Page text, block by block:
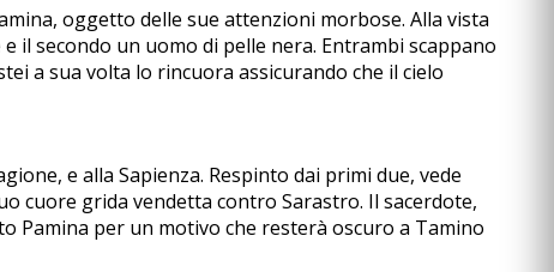
oggetto delle sue attenzioni morbose. Alla vista
il secondo un uomo di pelle nera. Entrambi scappano
a sua volta lo rincuora assicurando che il cielo
e alla Sapienza. Respinto dai primi due, vede
cuore grida vendetta contro Sarastro. Il sacerdote,
Pamina per un motivo che resterà oscuro a Tamino